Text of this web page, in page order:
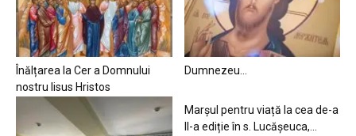
Înălțarea la Cer a Domnului
nostru Iisus Hristos
Dumnezeu…
Marșul pentru viață la cea de-a
II-a ediție în s. Lucășeuca,...